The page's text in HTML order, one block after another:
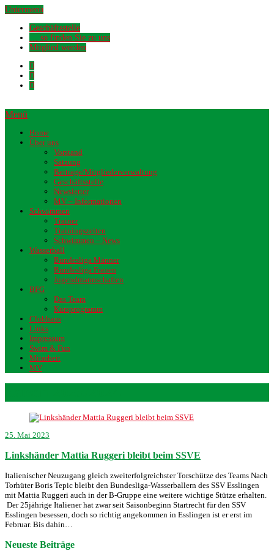
Untermenü
Geschäftsstelle
… so finden Sie zu uns
Mitglied werden
Menü
Home
Über uns
Vorstand
Satzung
Beiträge/Mitgliederverwaltung
Geschäftsstelle
Newsletter
MV – Informationen
Schwimmen
Trainer
Trainingszeiten
Schwimmen – News
Wasserball
Bundesliga Männer
Bundesliga Frauen
Jugendmannschaften
BFG
Das Team
Kursprogramm
Clubhaus
Links
Impressum
Swim & Fun
Mitarbeit
MV
25. Mai 2023
Linkshänder Mattia Ruggeri bleibt beim SSVE
Italienischer Neuzugang gleich zweiterfolgreichster Torschütze des Teams Nach
Torhüter Boris Tepic bleibt den Bundesliga-Wasserballern des SSV Esslingen
mit Mattia Ruggeri auch in der B-Gruppe eine weitere wichtige Stütze erhalten.
Der 25jährige Italiener hat zwar seit Saisonbeginn Startrecht für den SSV
Esslingen besessen, doch so richtig angekommen in Esslingen ist er erst im
Februar. Bis dahin…
Neueste Beiträge